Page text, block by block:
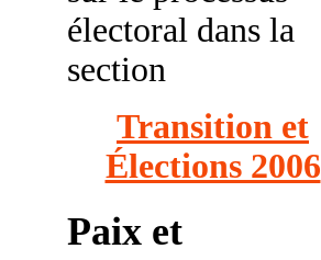
électoral dans la
section
Transition et
Élections 2006
Paix et